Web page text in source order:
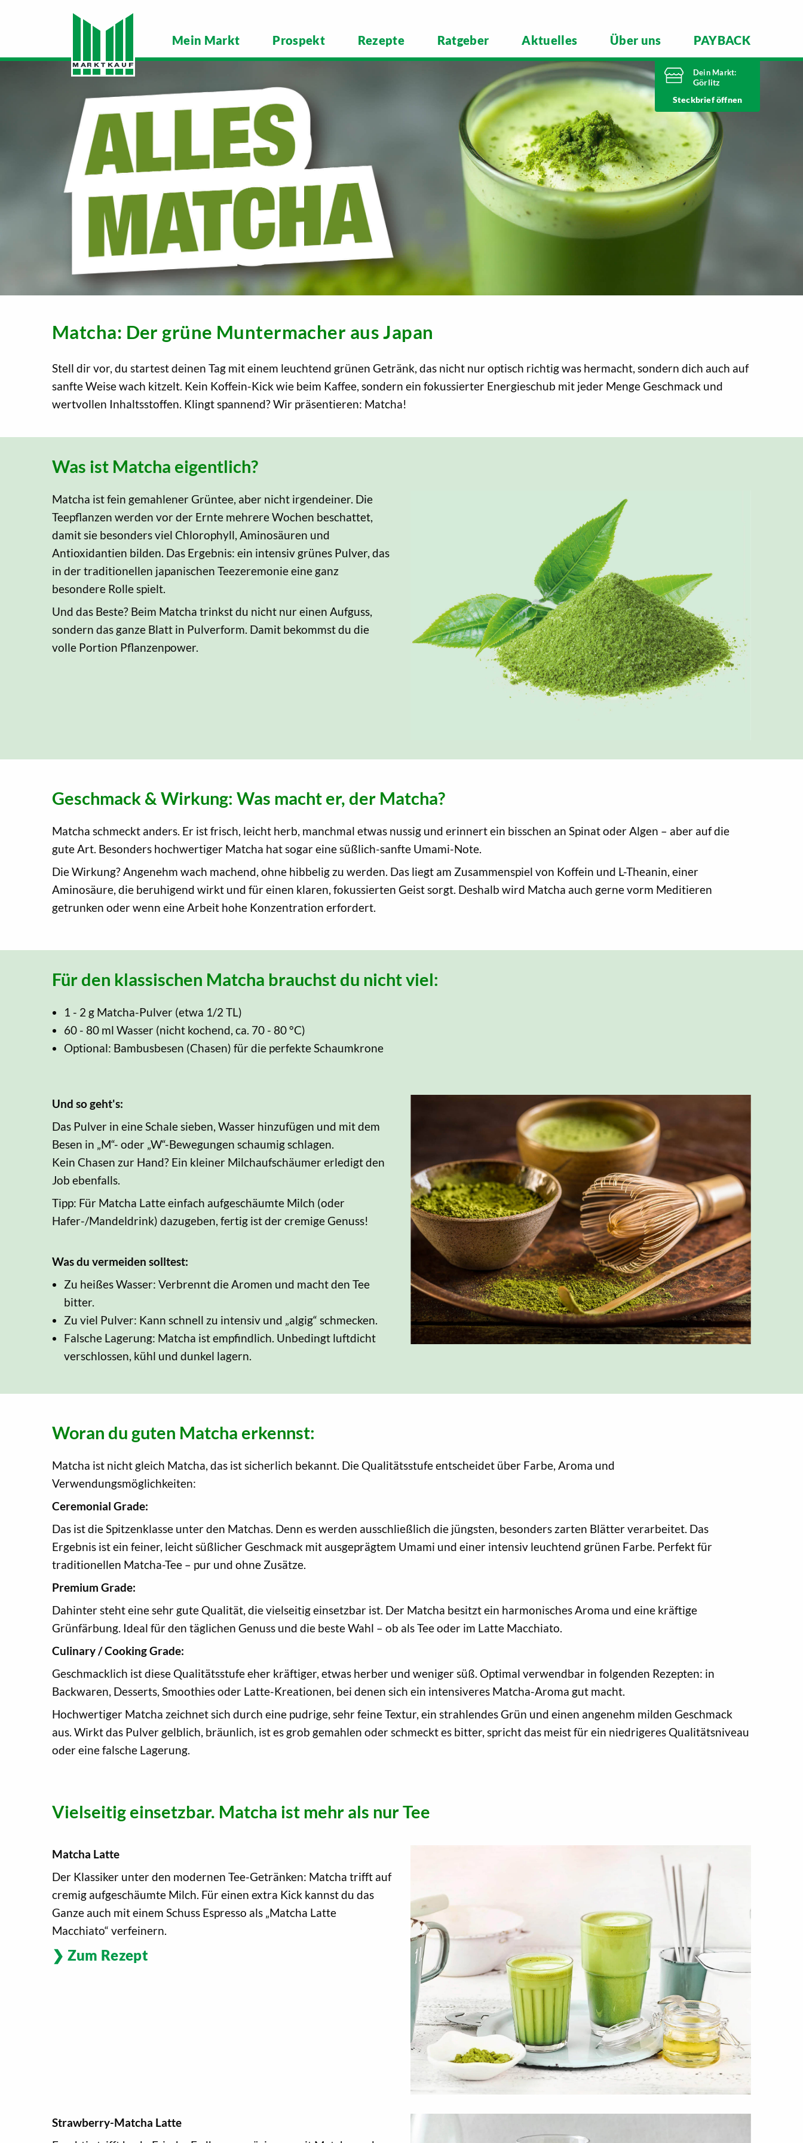
Mein Markt Prospekt Rezepte Ratgeber Aktuelles Über uns PAYBACK
Dein Markt:
Görlitz
Jetzt geschlossen.
Telefonnummer
03581 3670
Nieskyer Straße 100
02828 Görlitz
Markt ändern
Steckbrief
Matcha: Der grüne Muntermacher aus Japan
Stell dir vor, du startest deinen Tag mit einem leuchtend grünen Getränk, das nicht nur optisch richtig was hermacht, sondern dich auch auf
sanfte Weise wach kitzelt. Kein Koffein-Kick wie beim Kaffee, sondern ein fokussierter Energieschub mit jeder Menge Geschmack und
wertvollen Inhaltsstoffen. Klingt spannend? Wir präsentieren: Matcha!
Was ist Matcha eigentlich?
Matcha ist fein gemahlener Grüntee, aber nicht irgendeiner. Die
Teepflanzen werden vor der Ernte mehrere Wochen beschattet,
damit sie besonders viel Chlorophyll, Aminosäuren und
Antioxidantien bilden. Das Ergebnis: ein intensiv grünes Pulver, das
in der traditionellen japanischen Teezeremonie eine ganz
besondere Rolle spielt.
Und das Beste? Beim Matcha trinkst du nicht nur einen Aufguss,
sondern das ganze Blatt in Pulverform. Damit bekommst du die
volle Portion Pflanzenpower.
Geschmack & Wirkung: Was macht er, der Matcha?
Matcha schmeckt anders. Er ist frisch, leicht herb, manchmal etwas nussig und erinnert ein bisschen an Spinat oder Algen – aber auf die
gute Art. Besonders hochwertiger Matcha hat sogar eine süßlich-sanfte Umami-Note.
Die Wirkung? Angenehm wach machend, ohne hibbelig zu werden. Das liegt am Zusammenspiel von Koffein und L-Theanin, einer
Aminosäure, die beruhigend wirkt und für einen klaren, fokussierten Geist sorgt. Deshalb wird Matcha auch gerne vorm Meditieren
getrunken oder wenn eine Arbeit hohe Konzentration erfordert.
Für den klassischen Matcha brauchst du nicht viel:
1 - 2 g Matcha-Pulver (etwa 1/2 TL)
60 - 80 ml Wasser (nicht kochend, ca. 70 - 80 °C)
Optional: Bambusbesen (Chasen) für die perfekte Schaumkrone
Und so geht's:
Das Pulver in eine Schale sieben, Wasser hinzufügen und mit dem
Besen in „M“- oder „W“-Bewegungen schaumig schlagen.
Kein Chasen zur Hand? Ein kleiner Milchaufschäumer erledigt den
Job ebenfalls.
Tipp: Für Matcha Latte einfach aufgeschäumte Milch (oder
Hafer-/Mandeldrink) dazugeben, fertig ist der cremige Genuss!
Was du vermeiden solltest:
Zu heißes Wasser: Verbrennt die Aromen und macht den Tee
bitter.
Zu viel Pulver: Kann schnell zu intensiv und „algig“ schmecken.
Falsche Lagerung: Matcha ist empfindlich. Unbedingt luftdicht
verschlossen, kühl und dunkel lagern.
Woran du guten Matcha erkennst:
Matcha ist nicht gleich Matcha, das ist sicherlich bekannt. Die Qualitätsstufe entscheidet über Farbe, Aroma und
Verwendungsmöglichkeiten:
Ceremonial Grade:
Das ist die Spitzenklasse unter den Matchas. Denn es werden ausschließlich die jüngsten, besonders zarten Blätter verarbeitet. Das
Ergebnis ist ein feiner, leicht süßlicher Geschmack mit ausgeprägtem Umami und einer intensiv leuchtend grünen Farbe. Perfekt für
traditionellen Matcha-Tee – pur und ohne Zusätze.
Premium Grade:
Dahinter steht eine sehr gute Qualität, die vielseitig einsetzbar ist. Der Matcha besitzt ein harmonisches Aroma und eine kräftige
Grünfärbung. Ideal für den täglichen Genuss und die beste Wahl – ob als Tee oder im Latte Macchiato.
Culinary / Cooking Grade:
Geschmacklich ist diese Qualitätsstufe eher kräftiger, etwas herber und weniger süß. Optimal verwendbar in folgenden Rezepten: in
Backwaren, Desserts, Smoothies oder Latte-Kreationen, bei denen sich ein intensiveres Matcha-Aroma gut macht.
Hochwertiger Matcha zeichnet sich durch eine pudrige, sehr feine Textur, ein strahlendes Grün und einen angenehm milden Geschmack
aus. Wirkt das Pulver gelblich, bräunlich, ist es grob gemahlen oder schmeckt es bitter, spricht das meist für ein niedrigeres Qualitätsniveau
oder eine falsche Lagerung.
Vielseitig einsetzbar. Matcha ist mehr als nur Tee
Matcha Latte
Der Klassiker unter den modernen Tee-Getränken: Matcha trifft auf
cremig aufgeschäumte Milch. Für einen extra Kick kannst du das
Ganze auch mit einem Schuss Espresso als „Matcha Latte
Macchiato“ verfeinern.
Zum Rezept
Strawberry-Matcha Latte